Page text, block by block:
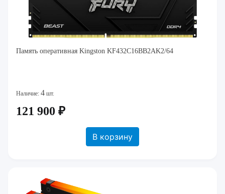
Память оперативная Kingston KF432C16BB2AK2/64
Наличие: 4 шт.
121 900 ₽
В корзину